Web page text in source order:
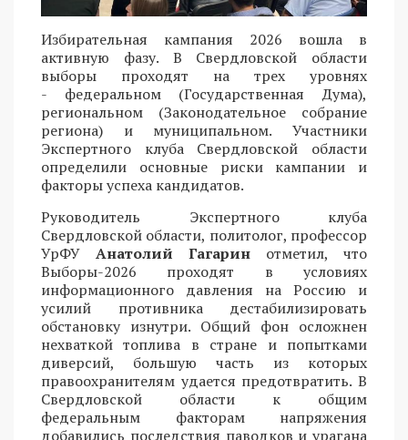
Избирательная кампания 2026 вошла в
активную фазу. В Свердловской области
выборы проходят на трех уровнях
- федеральном (Государственная Дума),
региональном (Законодательное собрание
региона) и муниципальном. Участники
Экспертного клуба Свердловской области
определили основные риски кампании и
факторы успеха кандидатов.
Руководитель Экспертного клуба
Свердловской области, политолог, профессор
УрФУ Анатолий Гагарин отметил, что
Выборы-2026 проходят в условиях
информационного давления на Россию и
усилий противника дестабилизировать
обстановку изнутри. Общий фон осложнен
нехваткой топлива в стране и попытками
диверсий, большую часть из которых
правоохранителям удается предотвратить. В
Свердловской области к общим
федеральным факторам напряжения
добавились последствия паводков и урагана